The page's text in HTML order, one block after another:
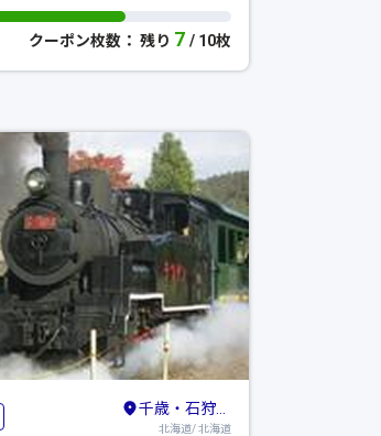
クーポン枚数： 残り 7 / 10枚
千歳・石狩・夕張・岩見沢
北海道/ 北海道